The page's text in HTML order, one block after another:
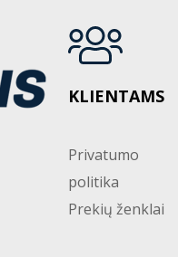
KLIENTAMS
Privatumo
politika
Prekių ženklai